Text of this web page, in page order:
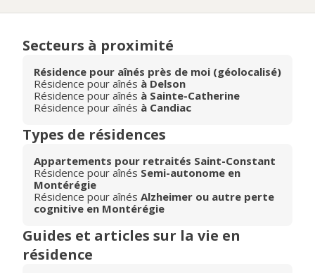
Secteurs à proximité
Résidence pour aînés près de moi (géolocalisé)
Résidence pour aînés à Delson
Résidence pour aînés à Sainte-Catherine
Résidence pour aînés à Candiac
Types de résidences
Appartements pour retraités Saint-Constant
Résidence pour aînés Semi-autonome en
Montérégie
Résidence pour aînés Alzheimer ou autre perte
cognitive en Montérégie
Guides et articles sur la vie en
résidence